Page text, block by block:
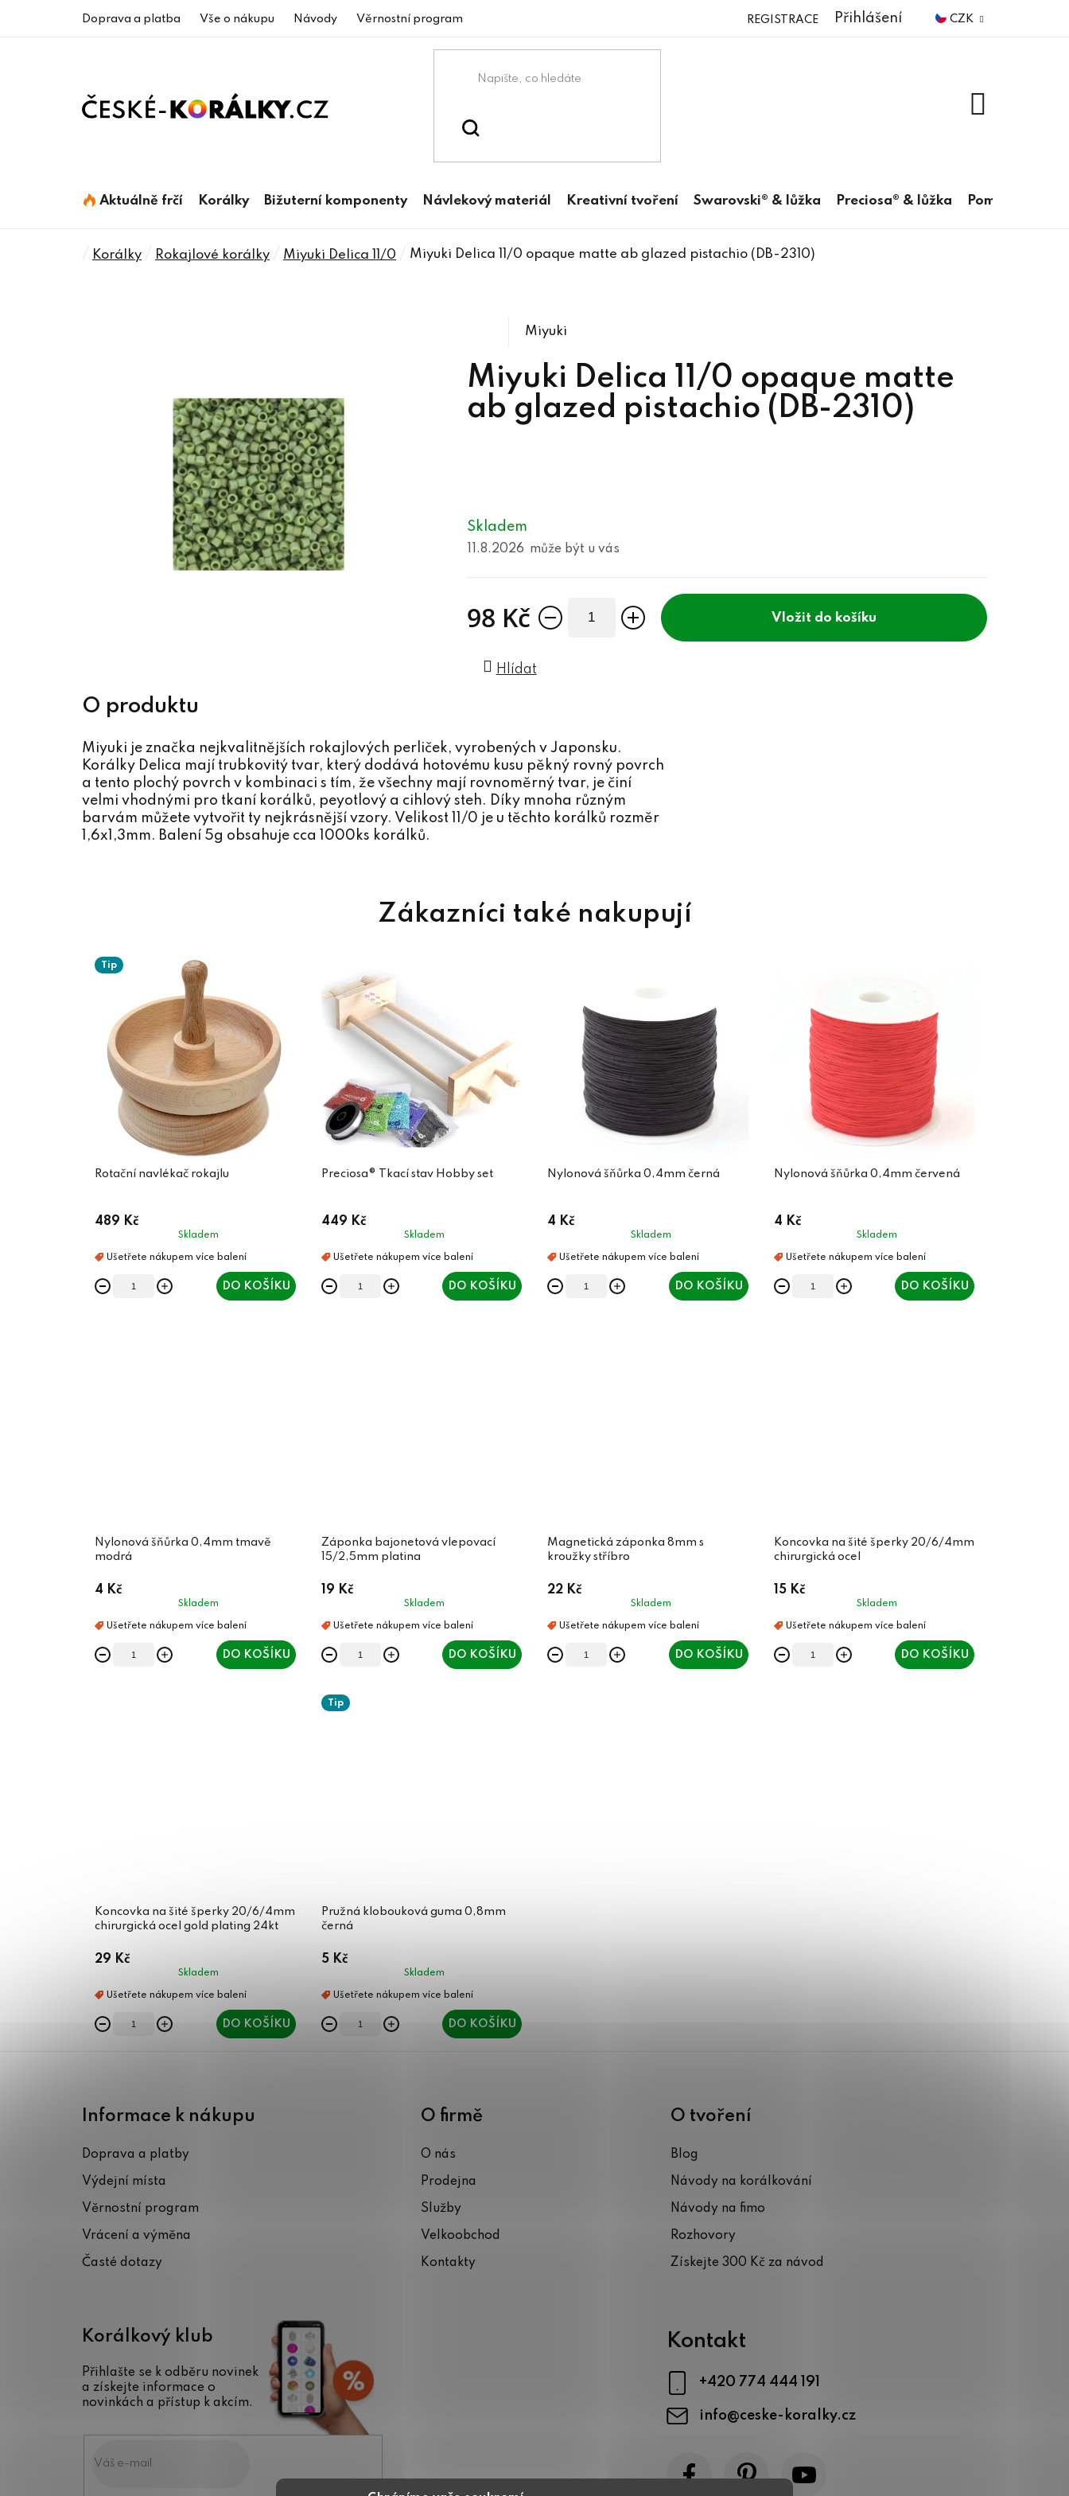
Doprava a platba Vše o nákupu Návody Věrnostní program CZK
Přihlášení
REGISTRACE
Aktuálně frčí Korálky Bižuterní komponenty Návlekový materiál Kreativní tvoření Swarovski® & lůžka Preciosa® & lůžka Pomůcky
Domů
Korálky Rokajlové korálky Miyuki Delica 11/0 Miyuki Delica 11/0 opaque matte ab glazed pistachio (DB-2310)
Miyuki Delica 11/0 opaque matte
ab glazed pistachio (DB-2310)
Miyuki
Skladem
11.8.2026
98 Kč do košíku
Hlídat
Miyuki je značka nejkvalitnějších rokajlových perliček, vyrobených v Japonsku.
Korálky Delica mají trubkovitý tvar, který dodává hotovému kusu pěkný rovný povrch
a tento plochý povrch v kombinaci s tím, že všechny mají rovnoměrný tvar, je činí
velmi vhodnými pro tkaní korálků, peyotlový a cihlový steh. Díky mnoha různým
barvám můžete vytvořit ty nejkrásnější vzory. Velikost 11/0 je u těchto korálků rozměr
1,6x1,3mm. Balení 5g obsahuje cca 1000ks korálků.
Tip
Rotační navlékač rokajlu
489 Kč
Skladem
DO KOŠÍKU
Preciosa® Tkací stav Hobby set
449 Kč
Skladem
DO KOŠÍKU
Nylonová šňůrka 0,4mm černá
4 Kč
Skladem
DO KOŠÍKU
Nylonová šňůrka 0,4mm červená
4 Kč
Skladem
DO KOŠÍKU
Nylonová šňůrka 0,4mm tmavě
modrá
4 Kč
Skladem
DO KOŠÍKU
Záponka bajonetová vlepovací
15/2,5mm platina
19 Kč
Skladem
DO KOŠÍKU
Magnetická záponka 8mm s
kroužky stříbro
22 Kč
Skladem
DO KOŠÍKU
Koncovka na šité šperky 20/6/4mm
chirurgická ocel
15 Kč
Skladem
DO KOŠÍKU
Koncovka na šité šperky 20/6/4mm
chirurgická ocel gold plating 24kt
29 Kč
Skladem
DO KOŠÍKU
Tip
Pružná klobouková guma 0,8mm
černá
5 Kč
Skladem
DO KOŠÍKU
Informace k nákupu
Doprava a platby
Výdejní místa
Věrnostní program
Vrácení a výměna
Časté dotazy
O firmě
O nás
Prodejna
Služby
Velkoobchod
Kontakty
O tvoření
Blog
Návody na korálkování
Návody na fimo
Rozhovory
Získejte 300 Kč za návod
Korálkový klub
Přihlašte se k odběru novinek
a získejte informace o
novinkách a přístup k akcím.
Kontakt
info@ceske-koralky.cz
+420 774 444 191